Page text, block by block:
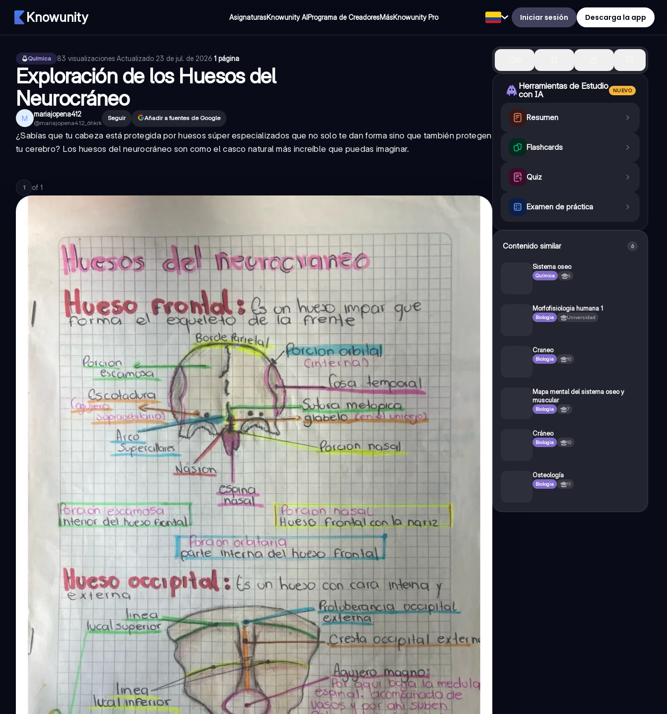
Knowunity AsignaturasKnowunity AIPrograma de CreadoresMásKnowunity Pro Iniciar sesión Descarga la app
Química 83 visualizaciones·Actualizado 23 de jul. de 2026·1 página
Exploración de los Huesos del
Neurocráneo
M mariajopena412
@mariajopena412_6hkrk
Seguir Añadir a fuentes de Google
¿Sabías que tu cabeza está protegida por huesos súper especializados que no solo te dan forma sino que también protegen
tu cerebro? Los huesos del neurocráneo son como el casco natural más increíble que puedas imaginar.
1 of 1
Herramientas de Estudio
con IA
NUEVO
Resumen
Flashcards
Quiz
Examen de práctica
Contenido similar 6
Sistema oseo
Química 6
Morfofisiologia humana 1
Biologia Universidad
Craneo
Biologia 10
Mapa mental del sistema oseo y
muscular
Biologia 7
Cráneo
Biologia 10
Osteología
Biologia 11